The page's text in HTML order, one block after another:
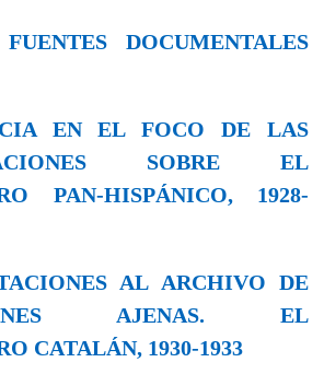
DOCUMENTALES
EN EL FOCO DE LAS
SOBRE EL
PAN-HISPÁNICO, 1928-
AL ARCHIVO DE
AJENAS. EL
CATALÁN, 1930-1933